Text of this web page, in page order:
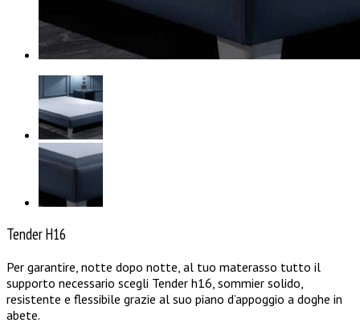
Tender H16
Per garantire, notte dopo notte, al tuo materasso tutto il
supporto necessario scegli Tender h16, sommier solido,
resistente e flessibile grazie al suo piano d’appoggio a doghe in
abete.